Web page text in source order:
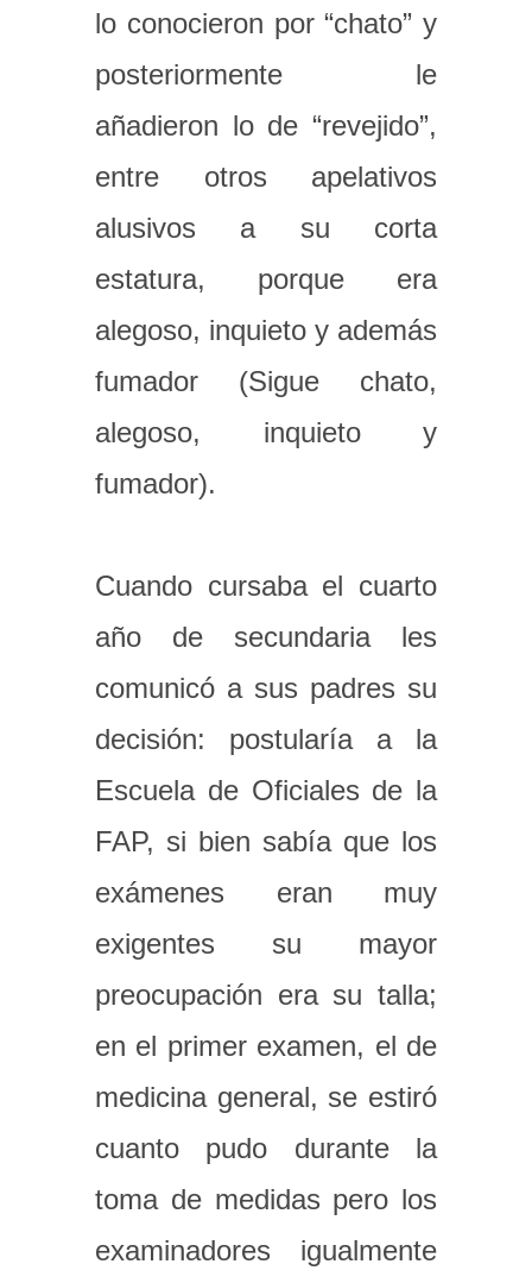
lo conocieron por “chato” y
posteriormente le
añadieron lo de “revejido”,
entre otros apelativos
alusivos a su corta
estatura, porque era
alegoso, inquieto y además
fumador (Sigue chato,
alegoso, inquieto y
fumador).
Cuando cursaba el cuarto
año de secundaria les
comunicó a sus padres su
decisión: postularía a la
Escuela de Oficiales de la
FAP, si bien sabía que los
exámenes eran muy
exigentes su mayor
preocupación era su talla;
en el primer examen, el de
medicina general, se estiró
cuanto pudo durante la
toma de medidas pero los
examinadores igualmente